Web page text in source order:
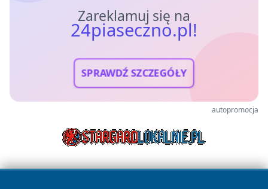
Zareklamuj się na
24piaseczno.pl!
SPRAWDŹ SZCZEGÓŁY
autopromocja